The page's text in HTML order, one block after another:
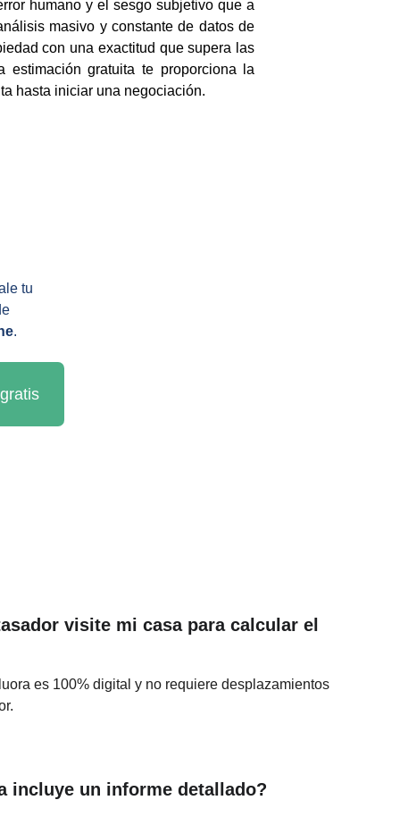
humano y el sesgo subjetivo que a
masivo y constante de datos de
con una exactitud que supera las
estimación gratuita te proporciona la
hasta iniciar una negociación.
tu
.
visite mi casa para calcular el
es 100% digital y no requiere desplazamientos
incluye un informe detallado?